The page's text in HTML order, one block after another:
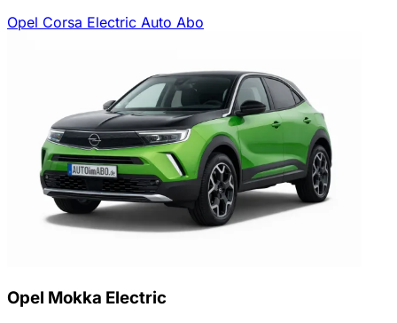
Opel Corsa Electric Auto Abo
Opel Mokka Electric